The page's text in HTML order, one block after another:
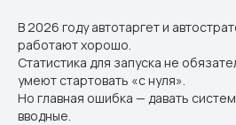
В 2026 году автотаргет и
работают хорошо.
Статистика для запуска не
умеют стартовать «с нуля».
Но главная ошибка — давать
вводные.